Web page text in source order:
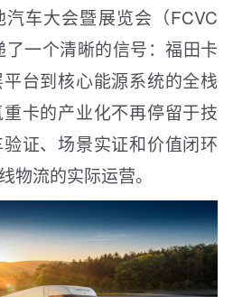
车大会暨展览会（FCVC
一个清晰的信号：福田卡
台到核心能源系统的全栈
卡的产业化不再停留于技
证、场景实证和价值闭环
物流的实际运营。